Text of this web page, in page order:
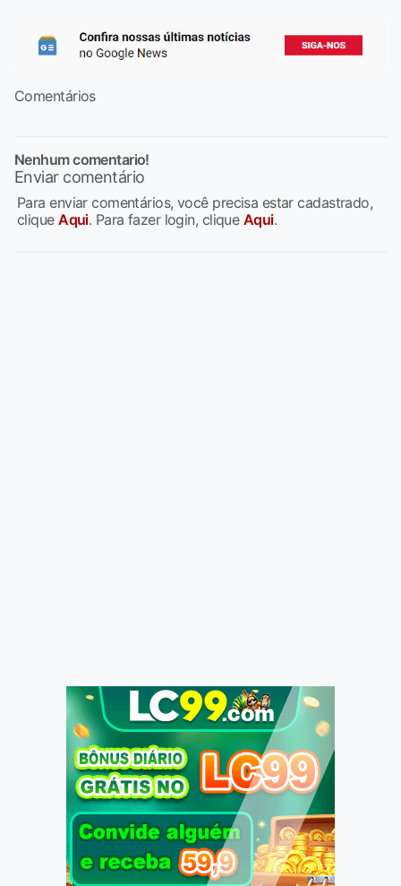
Comentários
Nenhum comentario!
Enviar comentário
Para enviar comentários, você precisa estar cadastrado,
cliqueAqui. Para fazer login, clique Aqui.